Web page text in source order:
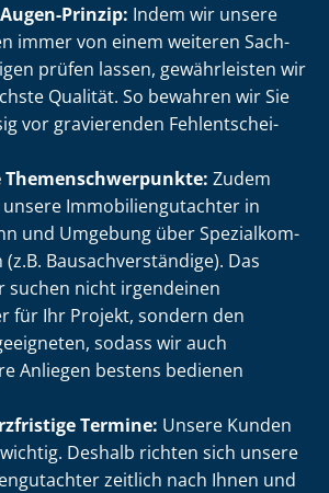
Prinzip: Indem wir unsere
immer von einem weiteren Sach­
prüfen lassen, gewährleisten wir
Qualität. So bewahren wir Sie
vor gravierenden Fehl­ent­schei­
The­men­schwer­punk­te: Zudem
Im­mo­bi­li­en­gut­ach­ter in
und Umgebung über Spe­zi­al­kom­
Bau­sach­ver­stän­di­ge). Das
suchen nicht irgendeinen
für Ihr Projekt, sondern den
sodass wir auch
Anliegen bestens bedienen
Termine: Unsere Kunden
Deshalb richten sich unsere
zeitlich nach Ihnen und